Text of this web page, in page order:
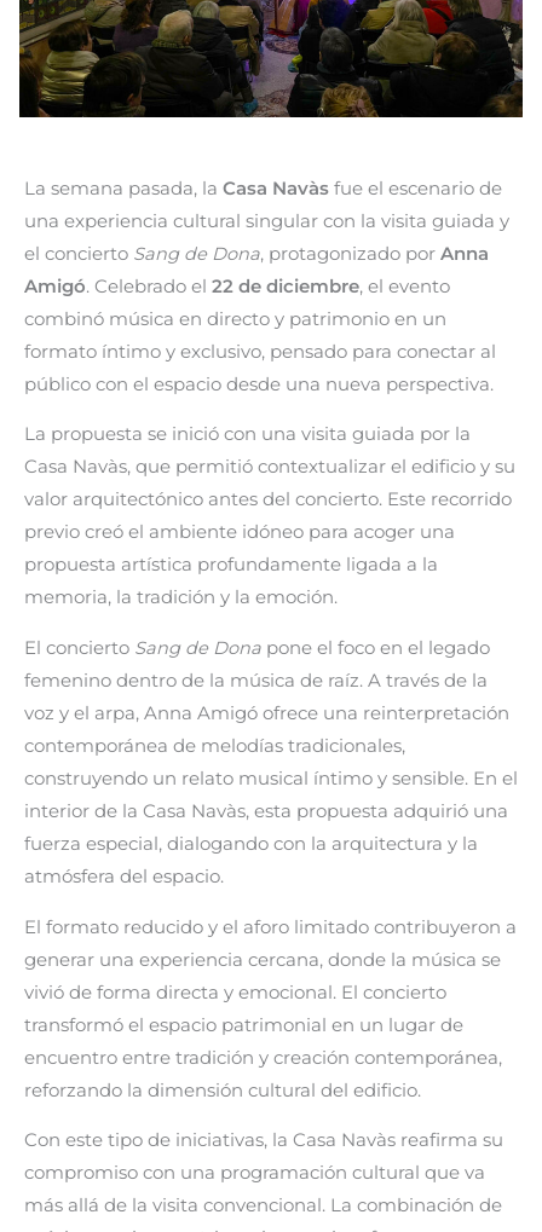
La semana pasada, la Casa Navàs fue el escenario de
una experiencia cultural singular con la visita guiada y
el concierto Sang de Dona, protagonizado por Anna
Amigó. Celebrado el 22 de diciembre, el evento
combinó música en directo y patrimonio en un
formato íntimo y exclusivo, pensado para conectar al
público con el espacio desde una nueva perspectiva.
La propuesta se inició con una visita guiada por la
Casa Navàs, que permitió contextualizar el edificio y su
valor arquitectónico antes del concierto. Este recorrido
previo creó el ambiente idóneo para acoger una
propuesta artística profundamente ligada a la
memoria, la tradición y la emoción.
El concierto Sang de Dona pone el foco en el legado
femenino dentro de la música de raíz. A través de la
voz y el arpa, Anna Amigó ofrece una reinterpretación
contemporánea de melodías tradicionales,
construyendo un relato musical íntimo y sensible. En el
interior de la Casa Navàs, esta propuesta adquirió una
fuerza especial, dialogando con la arquitectura y la
atmósfera del espacio.
El formato reducido y el aforo limitado contribuyeron a
generar una experiencia cercana, donde la música se
vivió de forma directa y emocional. El concierto
transformó el espacio patrimonial en un lugar de
encuentro entre tradición y creación contemporánea,
reforzando la dimensión cultural del edificio.
Con este tipo de iniciativas, la Casa Navàs reafirma su
compromiso con una programación cultural que va
más allá de la visita convencional. La combinación de